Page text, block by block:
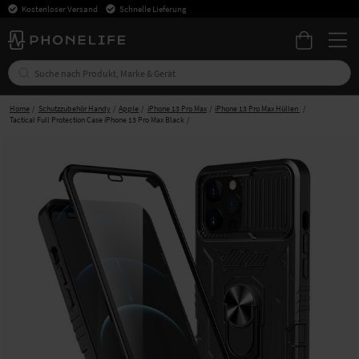
Kostenloser Versand Schnelle Lieferung
Home Schutzzubehör Handy Apple iPhone 13 Pro Max
iPhone 13 Pro Max Hüllen
Tactical Full Protection Case iPhone 13 Pro Max Black